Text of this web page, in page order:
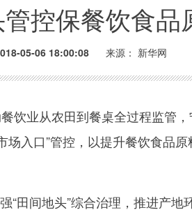
控保餐饮食品
05-06 18:00:08 来源： 新华网
业从农田到餐桌全过程监管，
场入口”管控，以提升餐饮食品
田间地头”综合治理，推进产地